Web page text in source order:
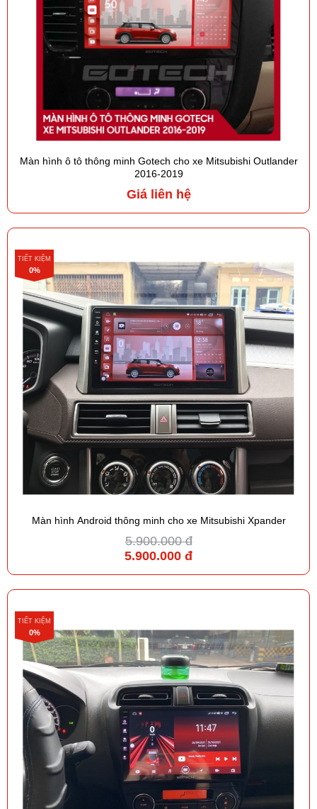
Màn hình ô tô thông minh Gotech cho xe Mitsubishi Outlander
2016-2019
Giá liên hệ
TIẾT KIỆM
0%
Màn hình Android thông minh cho xe Mitsubishi Xpander
5.900.000 đ
5.900.000 đ
TIẾT KIỆM
0%